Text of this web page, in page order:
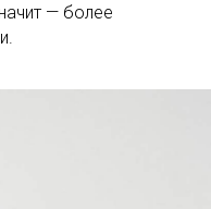
— более